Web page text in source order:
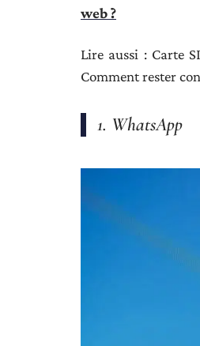
web ?
Lire aussi : Carte
Comment rester
1. WhatsApp